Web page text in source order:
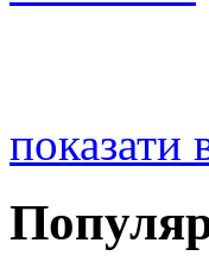
показати